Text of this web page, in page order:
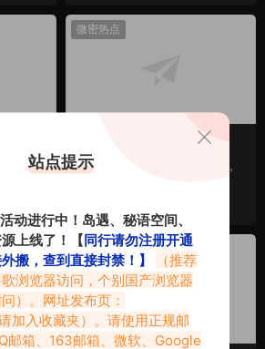
子作
微密热点
陈妮妮UNI玫瑰配渔网穿搭，
微密热点
站点提示
动进行中！岛遇、秘语空间、
上线了！【同行请勿注册开通
搬，查到直接封禁！】
（推荐
浏览器访问，个别国产浏览器
）。网址发布页：
请加入收藏夹）。请使用正规邮
邮箱、163邮箱、微软、Google